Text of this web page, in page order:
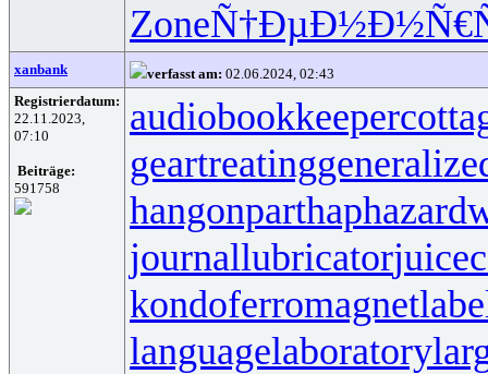
ZoneÑ†ÐµÐ½Ð½
xanbank verfasst am: 02.06.2024, 02:43
Registrierdatum:
22.11.2023,
07:10
Beiträge:
591758
audiobookkeeper
geartreating
hangonpart
journallubricator
kondoferromagnet
languagelaboratory